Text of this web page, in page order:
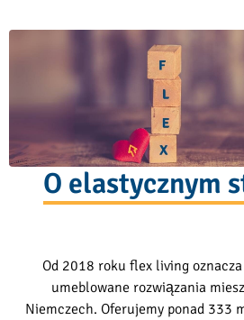
O elastycznym
Od 2018 roku flex living
umeblowane rozwiązania
Niemczech. Oferujemy ponad 333